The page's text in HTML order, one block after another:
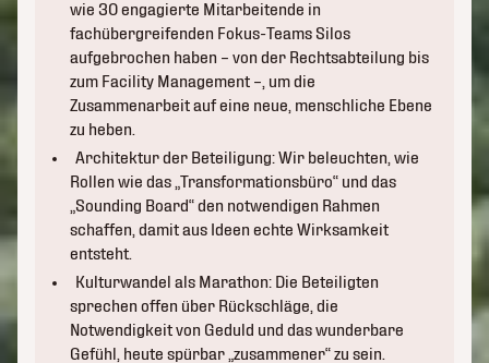
wie 30 engagierte Mitarbeitende in
fachübergreifenden Fokus-Teams Silos
aufgebrochen haben – von der Rechtsabteilung bis
zum Facility Management –, um die
Zusammenarbeit auf eine neue, menschliche Ebene
zu heben.
Architektur der Beteiligung: Wir beleuchten, wie
Rollen wie das „Transformationsbüro“ und das
„Sounding Board“ den notwendigen Rahmen
schaffen, damit aus Ideen echte Wirksamkeit
entsteht.
Kulturwandel als Marathon: Die Beteiligten
sprechen offen über Rückschläge, die
Notwendigkeit von Geduld und das wunderbare
Gefühl, heute spürbar „zusammener“ zu sein.